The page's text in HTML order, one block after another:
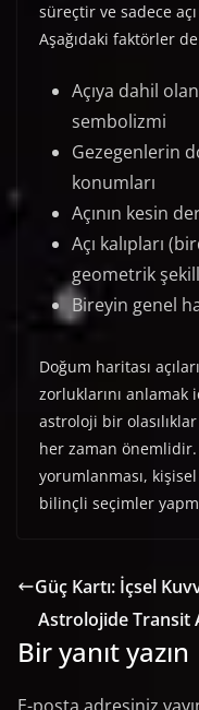
süreçtir ve sadece
Aşağıdaki faktörler
Açıya dahil
sembolizmi
Gezegenlerin
konumları
Açının kesin
Açı kalıpları
geometrik
Bireyin genel
Doğum haritası
zorluklarını anlamak
astroloji bir
her zaman
yorumlanması,
bilinçli seçimler
Güç Kartı: İçsel
Astrolojide Transit
Bir yanıt yazın